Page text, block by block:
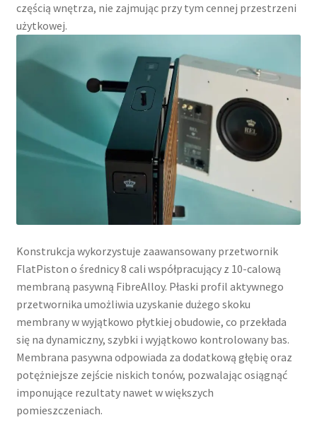
częścią wnętrza, nie zajmując przy tym cennej przestrzeni
użytkowej.
Konstrukcja wykorzystuje zaawansowany przetwornik
FlatPiston o średnicy 8 cali współpracujący z 10-calową
membraną pasywną FibreAlloy. Płaski profil aktywnego
przetwornika umożliwia uzyskanie dużego skoku
membrany w wyjątkowo płytkiej obudowie, co przekłada
się na dynamiczny, szybki i wyjątkowo kontrolowany bas.
Membrana pasywna odpowiada za dodatkową głębię oraz
potężniejsze zejście niskich tonów, pozwalając osiągnąć
imponujące rezultaty nawet w większych
pomieszczeniach.